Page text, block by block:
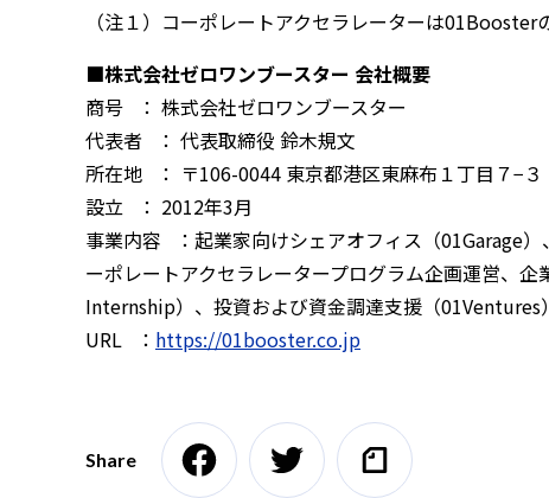
（注１）コーポレートアクセラレーターは01Booster
■株式会社ゼロワンブースター 会社概要
商号 ： 株式会社ゼロワンブースター
代表者 ： 代表取締役 鈴木規文
所在地 ： 〒106-0044 東京都港区東麻布１丁目７−
設立 ： 2012年3月
事業内容 ：起業家向けシェアオフィス（01Garage
ーポレートアクセラレータープログラム企画運営、
Internship）、投資および資金調達支援（
URL ： https://01booster.co.jp
Share